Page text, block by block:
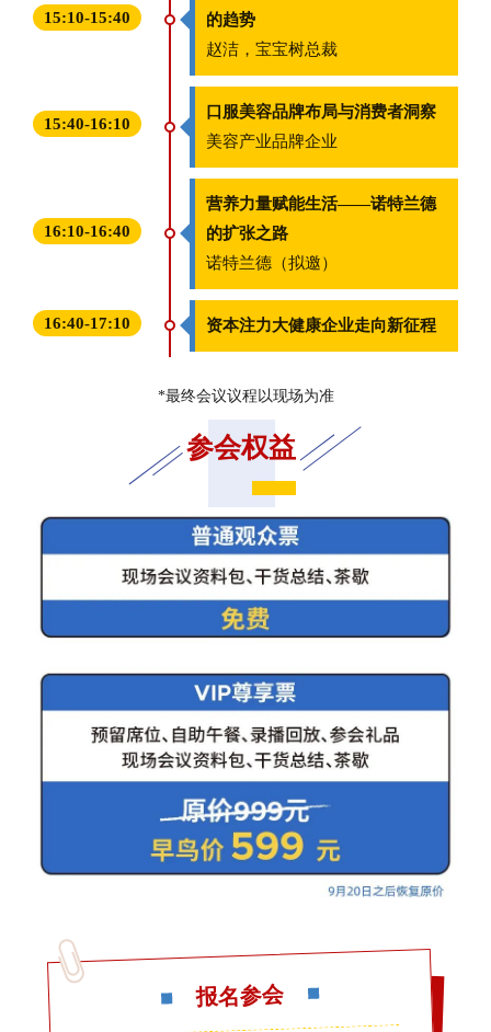
15:10-15:40
的趋势
赵洁，宝宝树总裁
15:40-16:10
口服美容品牌布局与消费者洞察
美容产业品牌企业
16:10-16:40
营养力量赋能生活——诺特兰德
的扩张之路
诺特兰德（拟邀）
16:40-17:10 资本注力大健康企业走向新征程
*最终会议议程以现场为准
参会权益
报名参会